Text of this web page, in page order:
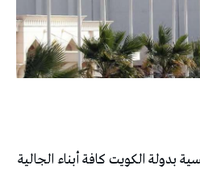
بدولة الكويت كافة أبناء الجالية